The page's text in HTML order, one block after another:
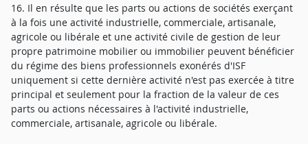
16. Il en résulte que les parts ou actions de sociétés exerçant
à la fois une activité industrielle, commerciale, artisanale,
agricole ou libérale et une activité civile de gestion de leur
propre patrimoine mobilier ou immobilier peuvent bénéficier
du régime des biens professionnels exonérés d'ISF
uniquement si cette dernière activité n'est pas exercée à titre
principal et seulement pour la fraction de la valeur de ces
parts ou actions nécessaires à l'activité industrielle,
commerciale, artisanale, agricole ou libérale.